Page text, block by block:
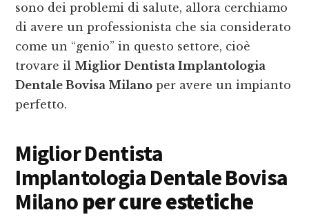
sono dei problemi di salute, allora cerchiamo
di avere un professionista che sia considerato
come un “genio” in questo settore, cioè
trovare il Miglior Dentista Implantologia
Dentale Bovisa Milano per avere un impianto
perfetto.
Miglior Dentista
Implantologia Dentale Bovisa
Milano per cure estetiche